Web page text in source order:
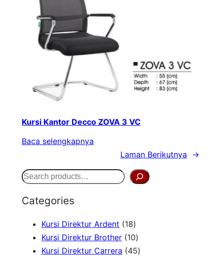
Kursi Kantor Decco ZOVA 3 VC
Baca selengkapnya
Laman Berikutnya
→
S
e
Categories
Kursi Direktur Ardent 181
8
P
Kursi Direktur Brother 101
0
Kursi Direktur Carrera 454